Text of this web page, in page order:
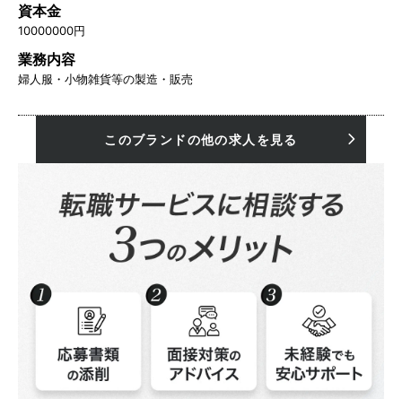
資本金
10000000円
業務内容
婦人服・小物雑貨等の製造・販売
このブランドの他の求人を見る